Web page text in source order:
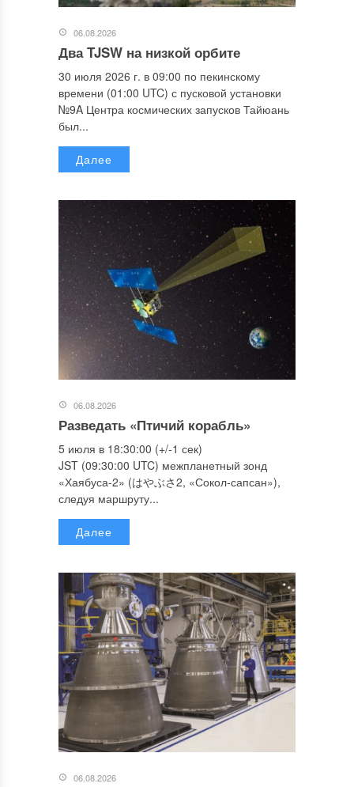
06.08.2026
Два TJSW на низкой орбите
30 июля 2026 г. в 09:00 по пекинскому
времени (01:00 UTC) с пусковой установки
№9A Центра космических запусков Тайюань
был...
Далее
06.08.2026
Разведать «Птичий корабль»
5 июля в 18:30:00 (+/-1 сек)
JST (09:30:00 UTC) межпланетный зонд
«Хаябуса-2» (はやぶさ2, «Сокол-сапсан»),
следуя маршруту...
Далее
06.08.2026